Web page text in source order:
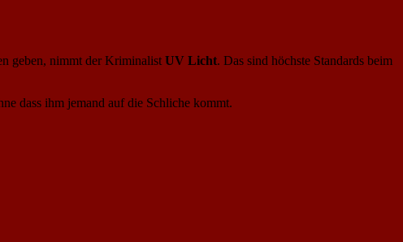
geben, nimmt der Kriminalist UV Licht. Das sind höchste Standards beim
dass ihm jemand auf die Schliche kommt.